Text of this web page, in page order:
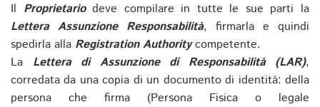
Il Proprietariodeve compilare in tutte le sue parti la
Lettera Assunzione Responsabilità, firmarla e quindi
spedirla alla Registration Authoritycompetente.
La Lettera di Assunzione di Responsabilità (LAR),
corredata da una copia di un documento di identità: della
persona che firma (Persona Fisica o legale